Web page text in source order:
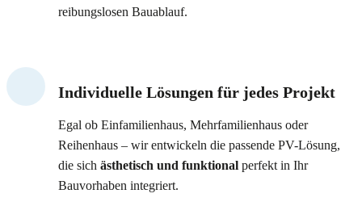
reibungslosen Bauablauf.
Individuelle Lösungen für jedes Projekt
Egal ob Einfamilienhaus, Mehrfamilienhaus oder
Reihenhaus – wir entwickeln die passende PV-Lösung,
die sich ästhetisch und funktional perfekt in Ihr
Bauvorhaben integriert.